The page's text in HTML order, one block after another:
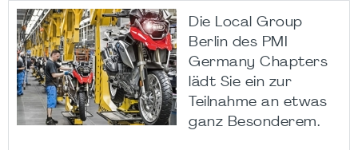
Die Local Group
Berlin des PMI
Germany Chapters
lädt Sie ein zur
Teilnahme an etwas
ganz Besonderem.